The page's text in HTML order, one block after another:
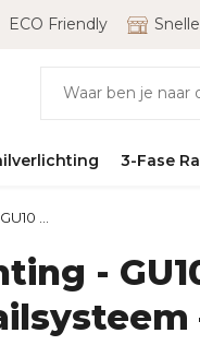
ECO Friendly
3-Fase
...
-